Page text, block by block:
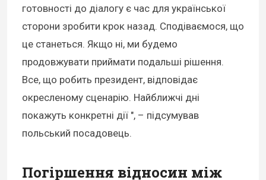
готовності до діалогу є час для української
сторони зробити крок назад. Сподіваємося, що
це станеться. Якщо ні, ми будемо
продовжувати приймати подальші рішення.
Все, що робить президент, відповідає
окресленому сценарію. Найближчі дні
покажуть конкретні дії ", – підсумував
польський посадовець.
Погіршення відносин між